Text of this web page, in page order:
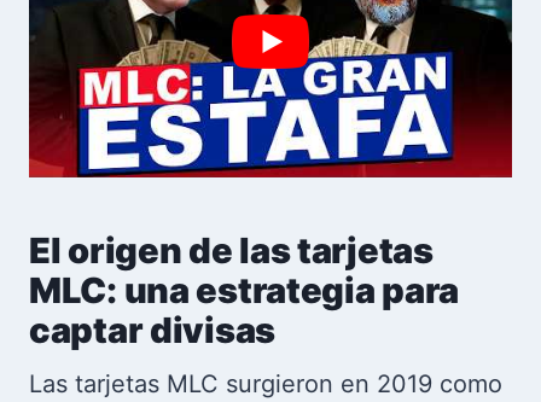
El origen de las tarjetas
MLC: una estrategia para
captar divisas
Las tarjetas MLC surgieron en 2019 como